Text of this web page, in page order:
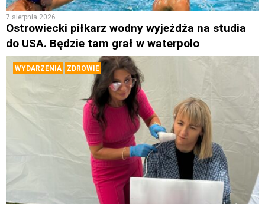
7 sierpnia 2026
Ostrowiecki piłkarz wodny wyjeżdża na studia
do USA. Będzie tam grał w waterpolo
WYDARZENIA ZDROWIE